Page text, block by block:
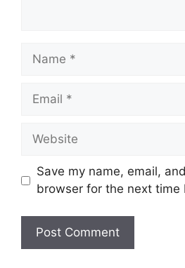
Name
Email
Website
Save my name, email,
browser for the next time